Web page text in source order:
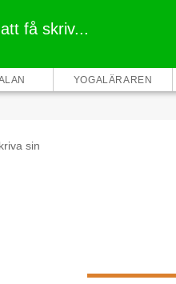
få skriv...
YOGALÄRAREN
sin